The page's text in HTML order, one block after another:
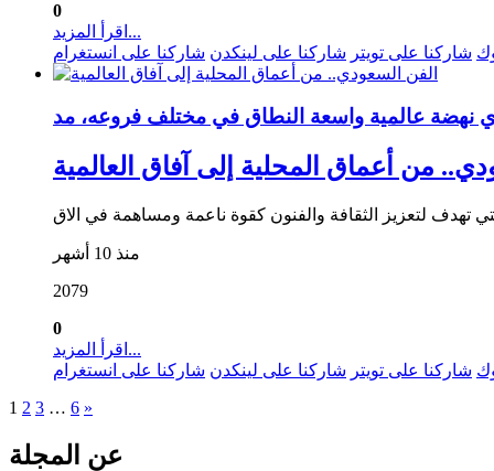
0
اقرأ المزيد...
شاركنا على تويتر شاركنا على لينكدن شاركنا على انستغرام
من أعماق المحلية إلى آفاق العالمية
منذ 10 أشهر
2079
0
اقرأ المزيد...
شاركنا على تويتر شاركنا على لينكدن شاركنا على انستغرام
1 2 3 … 6 »
عن المجلة